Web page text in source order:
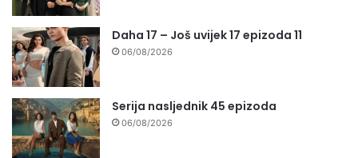
Daha 17 – Još uvijek 17 epizoda 11
06/08/2026
Serija nasljednik 45 epizoda
06/08/2026